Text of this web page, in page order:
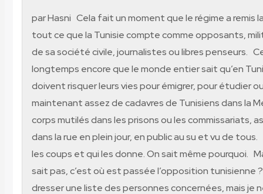
par Hasni Cela fait un moment que le régime a remis
tout ce que la Tunisie compte comme opposants,
de sa société civile, journalistes ou libres penseurs.
longtemps encore que le monde entier sait qu’en
doivent risquer leurs vies pour émigrer, pour étudier ou
maintenant assez de cadavres de Tunisiens dans la
corps mutilés dans les prisons ou les commissariats,
dans la rue en plein jour, en public au su et vu de
les coups et qui les donne. On sait même pourquoi.
sait pas, c’est où est passée l’opposition tunisienne
dresser une liste des personnes concernées, mais je